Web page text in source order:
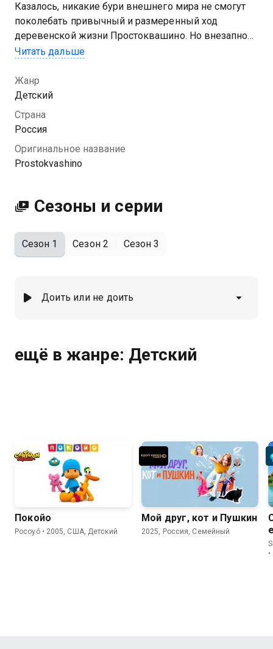
Казалось, никакие бури внешнего мира не смогут
поколебать привычный и размеренный ход
деревенской жизни Простоквашино. Но внезапно
всё изменилось с появлением одной маленькой
девочки - Вера Павловна
Читать дальше
Жанр
Детский
Страна
Россия
Оригинальное название
Prostokvashino
Сезоны и серии
Сезон 1 Сезон 2 Сезон 3
Доить или не доить
ещё в жанре: Детский
Покойо
Pocoyó • 2005, США, Детский
Мой друг, кот и Пушкин
2025, Россия, Семейный